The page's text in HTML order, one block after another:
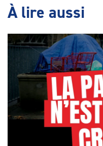
À lire aussi